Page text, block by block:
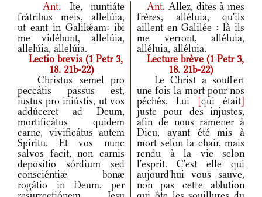
Ant. Ite, nuntiáte
frátribus meis, allelúia,
ut eant in Galilǽam: ibi
me vidébunt, allelúia,
allelúia, allelúia.
Ant. Allez, dites à mes
frères, alléluia, qu'ils
aillent en Galilée : là ils
me verront, alléluia,
alléluia, alléluia.
Lectio brevis (1 Petr 3,
18. 21b-22)
Lecture brève (1 Petr 3,
18. 21b-22)
Christus semel pro
peccátis passus est,
iustus pro iniústis, ut vos
addúceret ad Deum,
mortificátus quidem
carne, vivificátus autem
Spíritu. Et vos nunc
salvos facit, non carnis
deposítio sórdium sed
consciéntiæ bonæ
rogátio in Deum, per
Le Christ a souffert
une fois la mort pour nos
péchés, Lui
[qui était]
juste pour des injustes,
afin de nous ramener à
Dieu, ayant été mis à
mort selon la chair, mais
rendu à la vie selon
l'esprit. C'est elle qui
aujourd'hui vous sauve,
non pas cette ablution